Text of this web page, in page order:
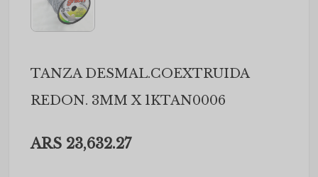
TANZA DESMAL.COEXTRUIDA
REDON. 3MM X 1KTAN0006
ARS 23,632.27